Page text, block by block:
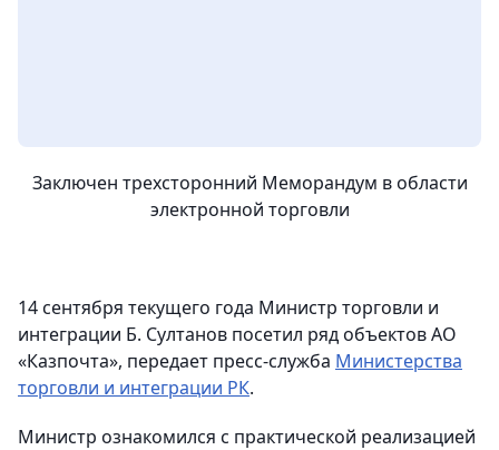
Заключен трехсторонний Меморандум в области
электронной торговли
14 сентября текущего года Министр торговли и
интеграции Б. Султанов посетил ряд объектов АО
«Казпочта», передает пресс-служба Министерства
торговли и интеграции РК.
Министр ознакомился с практической реализацией